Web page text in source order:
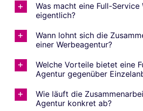
Was macht eine Full-Service
eigentlich?
Wann lohnt sich die
einer Werbeagentur?
Welche Vorteile bietet eine
Agentur gegenüber
Wie läuft die
Agentur konkret ab?